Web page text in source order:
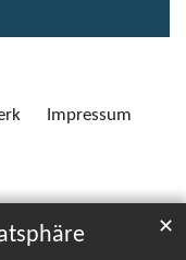
✕
Impressum